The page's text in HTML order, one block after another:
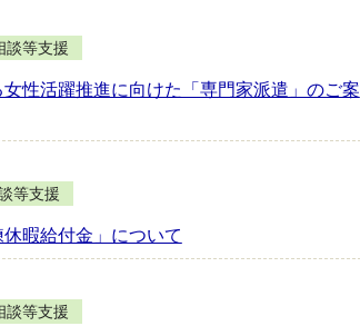
談等支援
女性活躍推進に向けた「専門家派遣」のご案
等支援
休暇給付金」について
談等支援